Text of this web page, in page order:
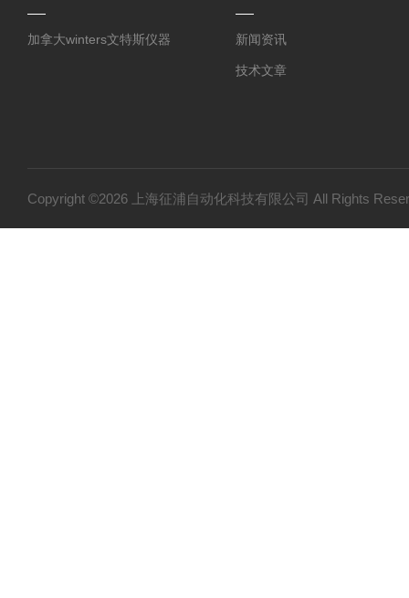
加拿大winters文特斯仪器 新闻资讯
技术文章
Copyright ©2026 上海征浦自动化科技有限公司 All Rights